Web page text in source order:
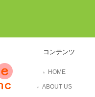
コンテンツ
HOME
ABOUT US